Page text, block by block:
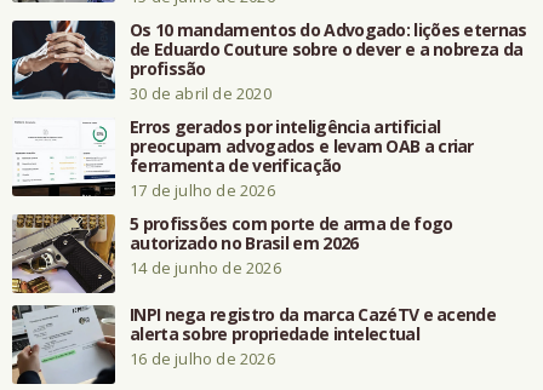
Os 10 mandamentos do Advogado: lições eternas
de Eduardo Couture sobre o dever e a nobreza da
profissão
30 de abril de 2020
Erros gerados por inteligência artificial
preocupam advogados e levam OAB a criar
ferramenta de verificação
17 de julho de 2026
5 profissões com porte de arma de fogo
autorizado no Brasil em 2026
14 de junho de 2026
INPI nega registro da marca CazéTV e acende
alerta sobre propriedade intelectual
16 de julho de 2026